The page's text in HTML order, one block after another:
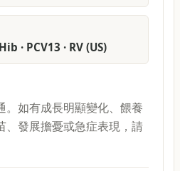
· PCV13 · RV (US)
。如有成長明顯變化、餵養
、發展擔憂或急症表現，請